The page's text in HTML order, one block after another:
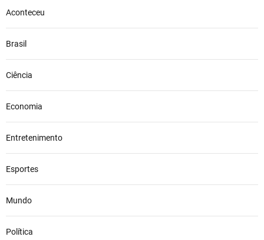
Aconteceu
Brasil
Ciência
Economia
Entretenimento
Esportes
Mundo
Política